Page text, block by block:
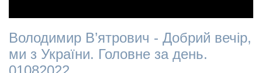
Володимир В’ятрович - Добрий вечір,
ми з України. Головне за день.